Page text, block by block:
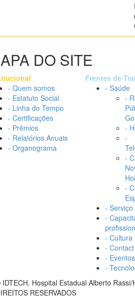
DO SITE
- Quem somos
- Estatuto Social
- Linha do Tempo
- Certificações
- Prêmios
- Relatórios Anuais
- Organograma
Frentes de
- Saúde
-
-
-
-
-
- Serviço
-
- Cultura
-
- Eventos
-
Hospital Estadual Alberto
RESERVADOS